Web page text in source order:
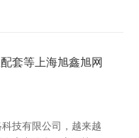
套等上海旭鑫旭网
技有限公司，越来越